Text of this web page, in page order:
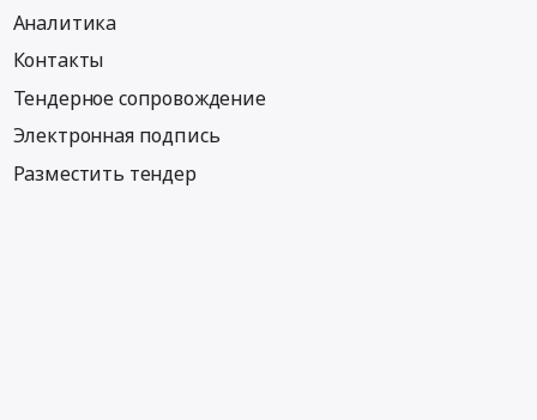
Аналитика
Контакты
Тендерное сопровождение
Электронная подпись
Разместить тендер